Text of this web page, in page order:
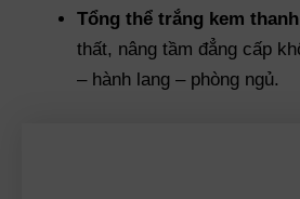
Tổng thể trắng kem
thất, nâng tầm đẳng cấp
– hành lang – phòng ngủ.